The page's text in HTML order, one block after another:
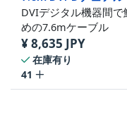
DVIデジタル機器間
めの7.6mケーブル
¥8,635 JPY
在庫有り
41